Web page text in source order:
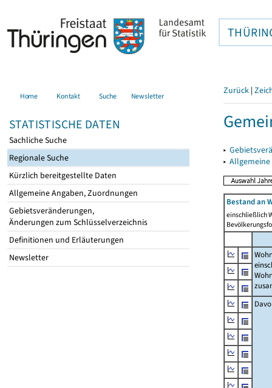
Home Kontakt Suche Newsletter
STATISTISCHE DATEN
Sachliche Suche
Regionale Suche
Kürzlich bereitgestellte Daten
Allgemeine Angaben, Zuordnungen
Gebietsveränderungen,
Änderungen zum Schlüsselverzeichnis
Definitionen und Erläuterungen
Newsletter
Zurück |
▸
▸
Bestand an
einschließlich